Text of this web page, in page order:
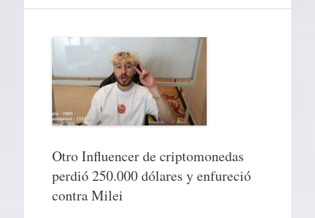
Otro Influencer de criptomonedas
perdió 250.000 dólares y enfureció
contra Milei